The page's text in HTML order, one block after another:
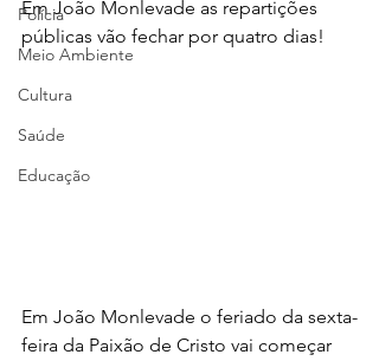
Polícia
Meio Ambiente
Cultura
Saúde
Educação
Em João Monlevade as repartições
públicas vão fechar por quatro dias!
Em João Monlevade o feriado da sexta-
feira da Paixão de Cristo vai começar